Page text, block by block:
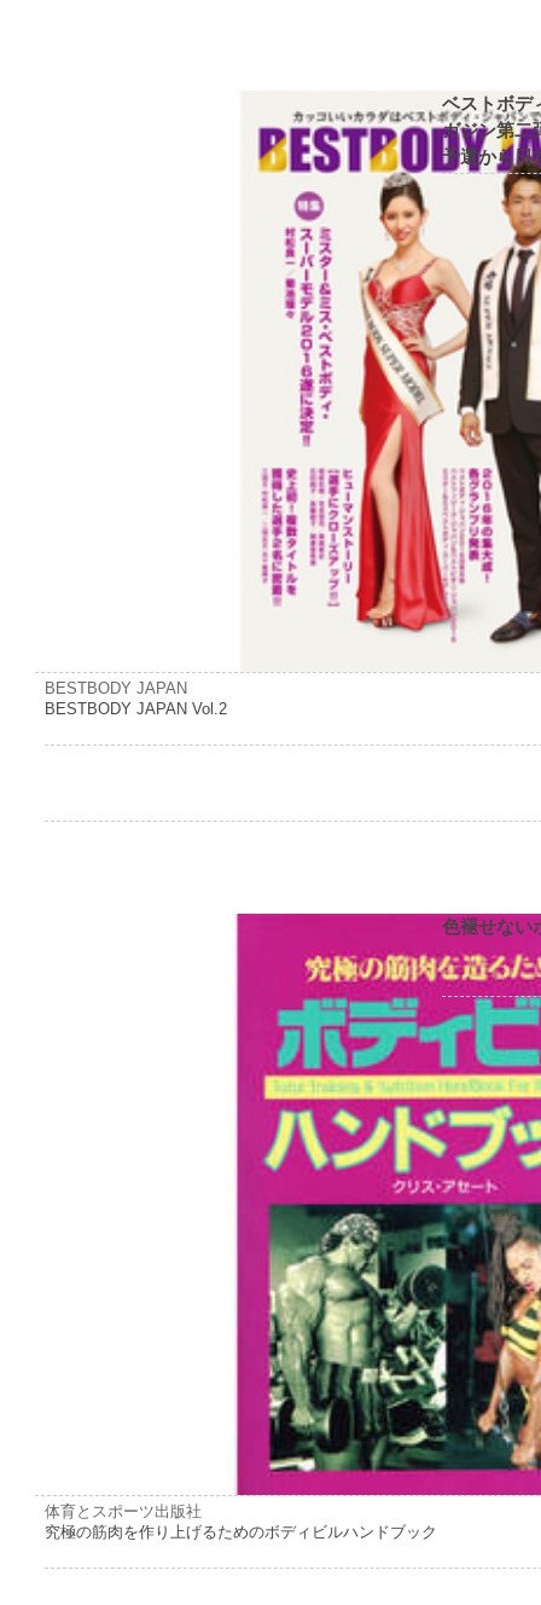
ベストボデ
ガジン第二
予選から日
BESTBODY JAPAN
BESTBODY JAPAN Vol.2
色褪せない
体育とスポーツ出版社
究極の筋肉を作り上げるためのボディビルハンドブック